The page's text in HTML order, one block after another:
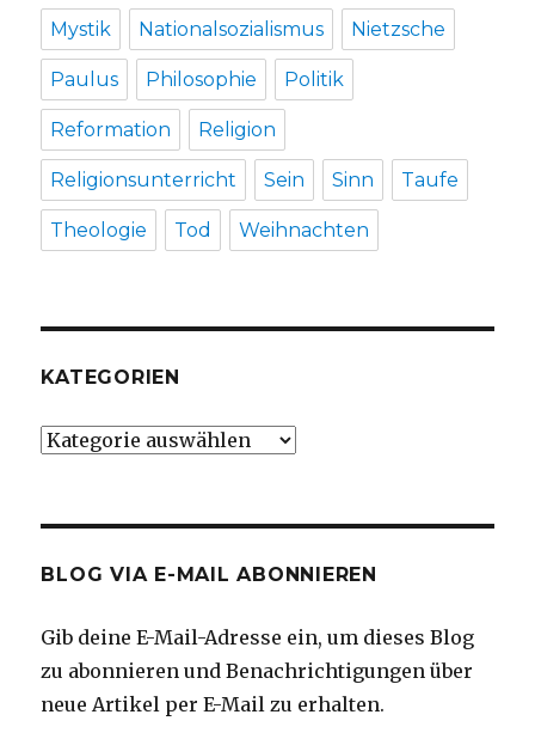
Mystik Nationalsozialismus Nietzsche
Paulus Philosophie Politik
Reformation Religion
Religionsunterricht Sein Sinn Taufe
Theologie Tod Weihnachten
KATEGORIEN
Kategorien
BLOG VIA E-MAIL ABONNIEREN
Gib deine E-Mail-Adresse ein, um dieses Blog
zu abonnieren und Benachrichtigungen über
neue Artikel per E-Mail zu erhalten.